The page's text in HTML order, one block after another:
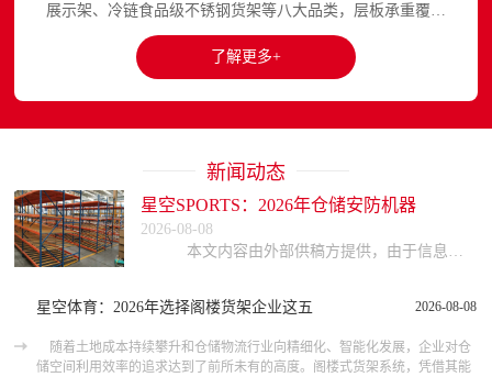
展示架、冷链食品级不锈钢货架等八大品类，层板承重覆盖
150至3000kg，产品出口欧美、东南亚、中东等区域市场，已
与国内外超过300家企业建立长期合作关系。星空平台官网提
供完整的产品展示与在线咨询服务...
了解更多+
新闻动态
星空SPORTS：2026年仓储安防机器
2026-08-08
2026-08-08
星空体育：2026年选择阁楼货架企业这五
随着土地成本持续攀升和仓储物流行业向精细化、智能化发展，企业对仓
储空间利用效率的追求达到了前所未有的高度。阁楼式货架系统，凭借其能